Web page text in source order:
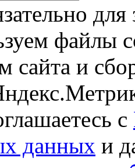
для
файлы
сайта и
с
данных и